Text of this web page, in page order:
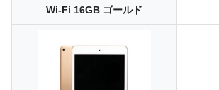
Wi-Fi 16GB ゴールド